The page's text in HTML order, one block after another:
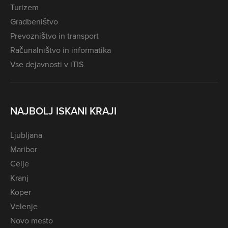
Turizem
Gradbeništvo
Prevozništvo in transport
Računalništvo in informatika
Vse dejavnosti v iTIS
NAJBOLJ ISKANI KRAJI
Ljubljana
Maribor
Celje
Kranj
Koper
Velenje
Novo mesto